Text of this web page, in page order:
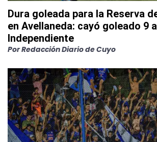
Dura goleada para la Reserva
en Avellaneda: cayó goleado 9
Independiente
PorRedacción Diario de Cuyo